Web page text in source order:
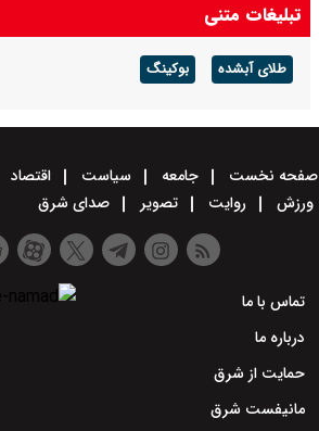
تبلیغات متنی
طلای آبشده بوکینگ
صفحه نخست جامعه سیاست اقتصاد
ورزش
روایت تصویر صدای شرق
تماس با ما
درباره ما
حمایت از شرق
مانیفست شرق